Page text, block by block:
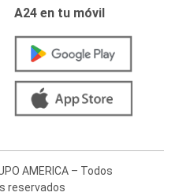
A24 en tu móvil
AMERICA – Todos
reservados